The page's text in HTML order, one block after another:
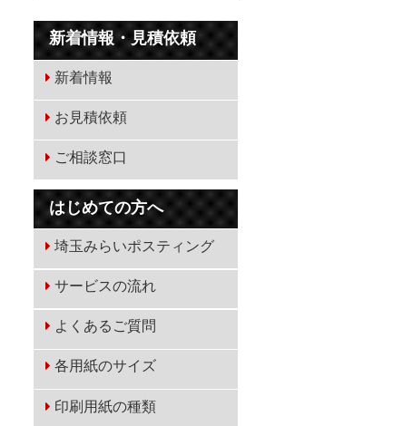
新着情報・見積依頼
新着情報
お見積依頼
ご相談窓口
はじめての方へ
埼玉みらいポスティング
サービスの流れ
よくあるご質問
各用紙のサイズ
印刷用紙の種類